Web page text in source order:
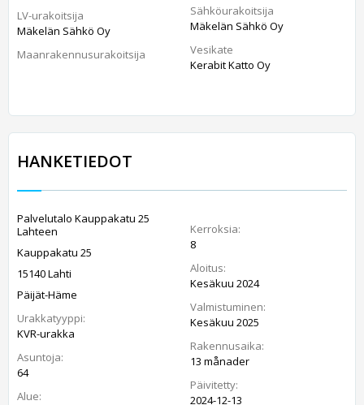
LV-urakoitsija
Mäkelän Sähkö Oy
Maanrakennusurakoitsija
Sähköurakoitsija
Mäkelän Sähkö Oy
Vesikate
Kerabit Katto Oy
HANKETIEDOT
Palvelutalo Kauppakatu 25
Lahteen
Kauppakatu 25
15140 Lahti
Päijät-Häme
Urakkatyyppi:
KVR-urakka
Asuntoja:
64
Alue:
Kerroksia:
8
Aloitus:
Kesäkuu 2024
Valmistuminen:
Kesäkuu 2025
Rakennusaika:
13 månader
Päivitetty:
2024-12-13